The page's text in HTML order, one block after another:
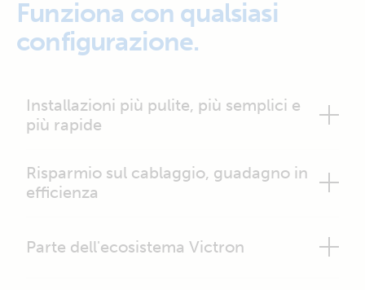
Funziona con qualsiasi
configurazione.
Installazioni più pulite, più semplici e
più rapide
Risparmio sul cablaggio, guadagno in
efficienza
Parte dell'ecosistema Victron